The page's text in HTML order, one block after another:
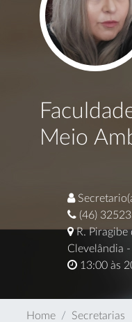
Meio
(46)
R. Piragibe
Clevelândia
13:00 às
Home Secretarias